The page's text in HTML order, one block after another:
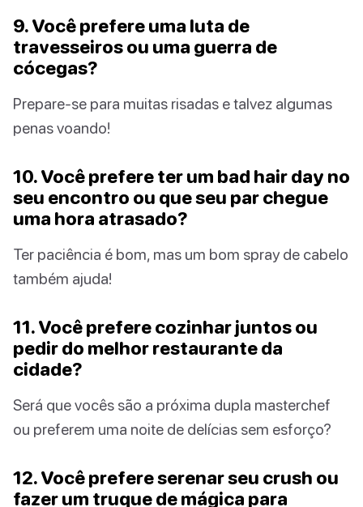
9. Você prefere uma luta de
travesseiros ou uma guerra de
cócegas?
Prepare-se para muitas risadas e talvez algumas
penas voando!
10. Você prefere ter um bad hair day no
seu encontro ou que seu par chegue
uma hora atrasado?
Ter paciência é bom, mas um bom spray de cabelo
também ajuda!
11. Você prefere cozinhar juntos ou
pedir do melhor restaurante da
cidade?
Será que vocês são a próxima dupla masterchef
ou preferem uma noite de delícias sem esforço?
12. Você prefere serenar seu crush ou
fazer um truque de mágica para